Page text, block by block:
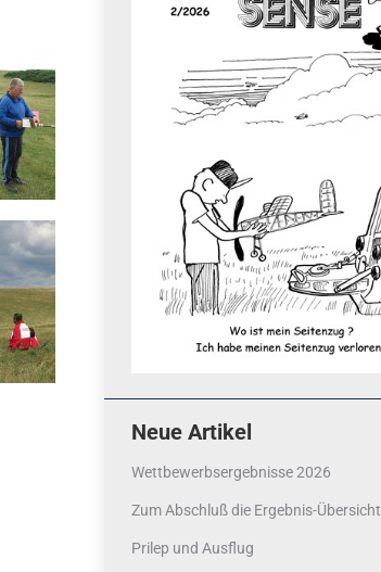
Neue Artikel
Wettbewerbsergebnisse 2026
Zum Abschluß die Ergebnis-Übersicht
Prilep und Ausflug